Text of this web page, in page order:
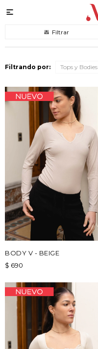

Filtrando por: Tops y Bodies
BODY V - BEIGE
$ 690